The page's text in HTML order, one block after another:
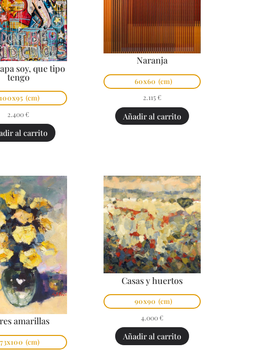
soy, que tipo
tengo
100x95 (cm)
2.400 €
al carrito
Naranja
60x60 (cm)
2.115 €
Añadir al carrito
amarillas
73x100 (cm)
Casas y huertos
90x90 (cm)
4.000 €
Añadir al carrito